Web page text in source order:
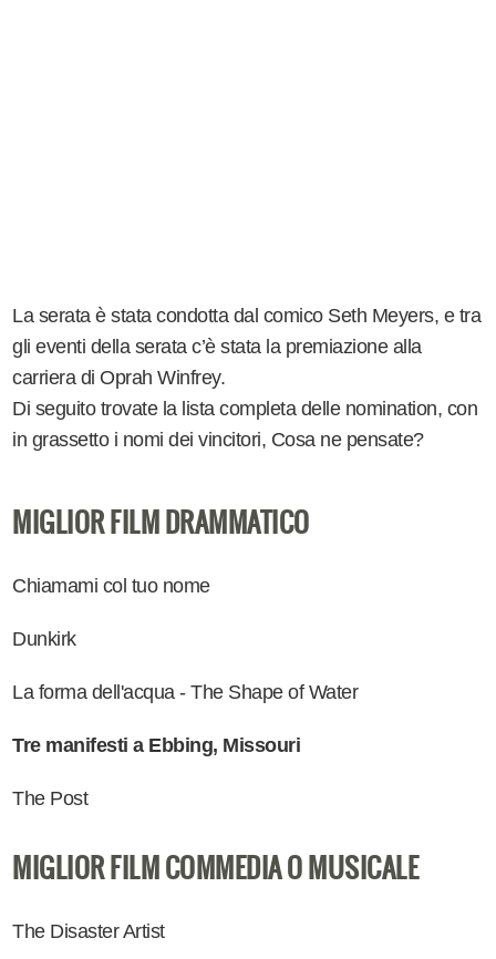
La serata è stata condotta dal comico Seth Meyers, e tra
gli eventi della serata c’è stata la premiazione alla
carriera di Oprah Winfrey.
Di seguito trovate la lista completa delle nomination, con
in grassetto i nomi dei vincitori, Cosa ne pensate?
MIGLIOR FILM DRAMMATICO
Chiamami col tuo nome
Dunkirk
La forma dell'acqua - The Shape of Water
Tre manifesti a Ebbing, Missouri
The Post
MIGLIOR FILM COMMEDIA O MUSICALE
The Disaster Artist